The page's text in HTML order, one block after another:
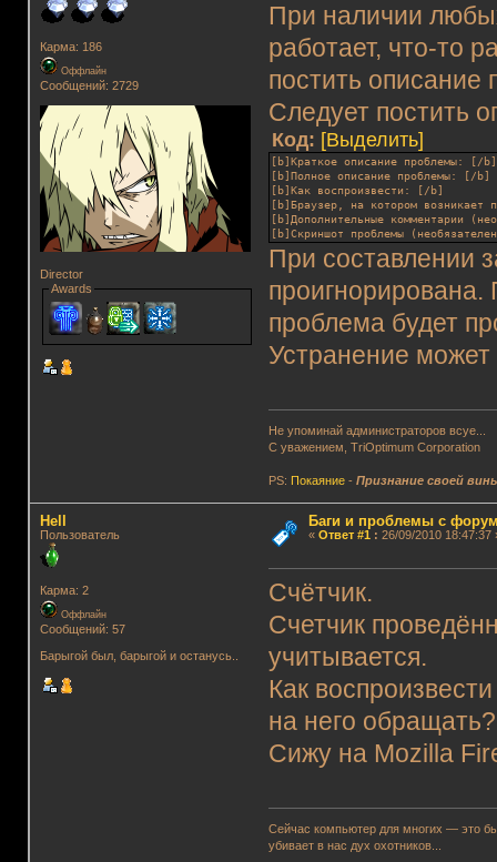
Карма: 186
Оффлайн
Сообщений: 2729
Director
Awards
При наличии
работает, что-то
постить описание
Следует постить
Код: [Выделить]
[b]Краткое описание проблемы: [/
[b]Полное описание проблемы: [/b]
[b]Как воспроизвести: [/b]
[b]Браузер, на котором
[b]Дополнительные комментарии
[b]Скриншот проблемы
При составлении
проблема будет
Устранение
Не упоминай администраторов всуе...
С уважением, TriOptimum Corporation
PS: Покаяние -Признание своей
Hell
Пользователь
Карма: 2
Оффлайн
Сообщений: 57
Барыгой был, барыгой и останусь..
Баги и проблемы с
« Ответ #1 : 26/09/2010 18:47:37
Счётчик.
Счетчик
учитывается.
Как
на него
Сижу на Mozilla
Сейчас компьютер для многих — это
убивает в нас дух охотников...